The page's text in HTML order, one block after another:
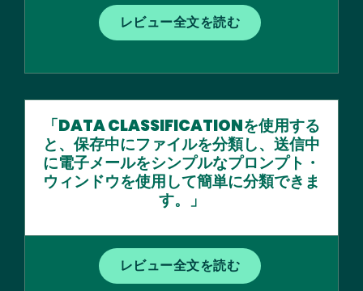
レビュー全文を読む
「DATA CLASSIFICATIONを使用する
と、保存中にファイルを分類し、送信中
に電子メールをシンプルなプロンプト・
ウィンドウを使用して簡単に分類できま
す。」
レビュー全文を読む